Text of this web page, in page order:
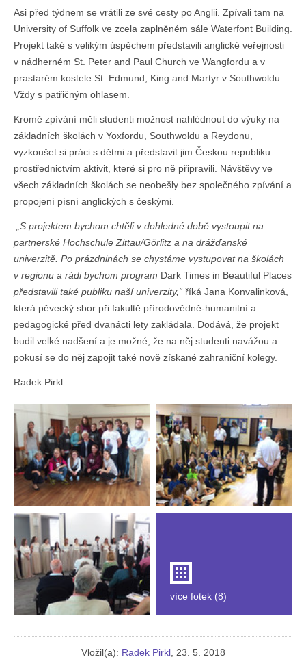
Asi před týdnem se vrátili ze své cesty po Anglii. Zpívali tam na
University of Suffolk ve zcela zaplněném sále Waterfont Building.
Projekt také s velikým úspěchem představili anglické veřejnosti
v nádherném St. Peter and Paul Church ve Wangfordu a v
prastarém kostele St. Edmund, King and Martyr v Southwoldu.
Vždy s patřičným ohlasem.
Kromě zpívání měli studenti možnost nahlédnout do výuky na
základních školách v Yoxfordu, Southwoldu a Reydonu,
vyzkoušet si práci s dětmi a představit jim Českou republiku
prostřednictvím aktivit, které si pro ně připravili. Návštěvy ve
všech základních školách se neobešly bez společného zpívání a
propojení písní anglických s českými.
„S projektem bychom chtěli v dohledné době vystoupit na
partnerské Hochschule Zittau/Görlitz a na drážďanské
univerzitě. Po prázdninách se chystáme vystupovat na školách
v regionu a rádi bychom program Dark Times in Beautiful Places
představili také publiku naší univerzity,“ říká Jana Konvalinková,
která pěvecký sbor při fakultě přírodovědně-humanitní a
pedagogické před dvanácti lety zakládala. Dodává, že projekt
budil velké nadšení a je možné, že na něj studenti navážou a
pokusí se do něj zapojit také nově získané zahraniční kolegy.
Radek Pirkl
více fotek (8)
Vložil(a): Radek Pirkl, 23. 5. 2018